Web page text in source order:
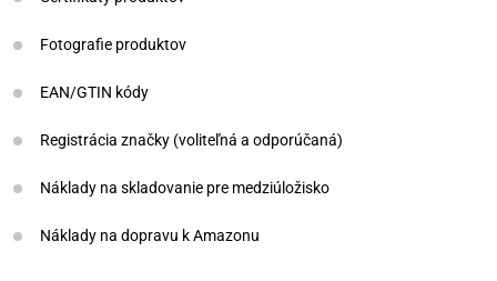
Fotografie produktov
EAN/GTIN kódy
Registrácia značky (voliteľná a odporúčaná)
Náklady na skladovanie pre medziúložisko
Náklady na dopravu k Amazonu